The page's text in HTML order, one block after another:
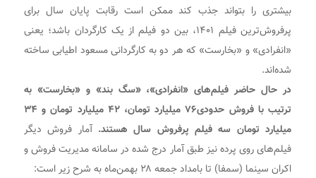
بیشتری را بتواند جذب کند ممکن است رقابت پایان سال برای
پرفروش‌ترین فیلم ۱۴۰۱، بین دو فیلم از یک کارگردان باشد؛ یعنی
«انفرادی» و «بخارست» که هر دو به کارگردانی مسعود اطیابی ساخته
شده‌اند.
در حال حاضر فیلم‌های «انفرادی»، «سگ بند» و «بخارست» به
ترتیب با فروش حدودی۷۶ میلیارد تومان، ۴۲ میلیارد تومان و ۳۴
میلیارد تومان سه فیلم پرفروش‌ سال هستند.آمار فروش دیگر
فیلم‌های روی پرده نیز طبق آمار درج شده در سامانه مدیریت فروش و
اکران سینما (سمفا) تا بامداد جمعه ۲۸ بهمن‌ماه به شرح زیر است: